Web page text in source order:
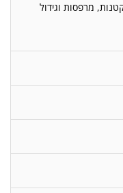
מרפסות וגידול